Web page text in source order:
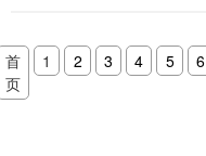
首
页
1 2 3 4 5 6